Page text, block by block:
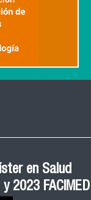
Educación no
Salud
Neurociencia
en Salud
2023 FACIMED
en el deporte
económica”